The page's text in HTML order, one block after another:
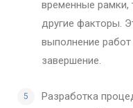
временные рамки,
другие факторы.
выполнение
завершение.
Разработка